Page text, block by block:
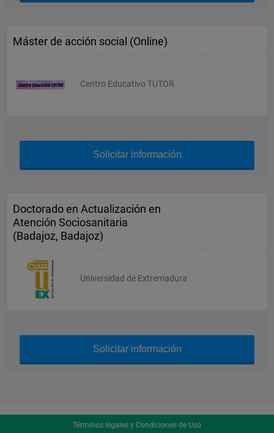
Máster de acción social (Online)
Centro Educativo TUTOR
Solicitar información
Doctorado en Actualización en
Atención Sociosanitaria
(Badajoz, Badajoz)
Universidad de Extremadura
Solicitar información
Términos legales y Condiciones de Uso